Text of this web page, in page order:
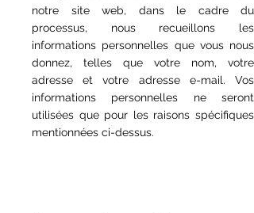
notre site web, dans le cadre du
processus, nous recueillons les
informations personnelles que vous nous
donnez, telles que votre nom, votre
adresse et votre adresse e-mail. Vos
informations personnelles ne seront
utilisées que pour les raisons spécifiques
mentionnées ci-dessus.